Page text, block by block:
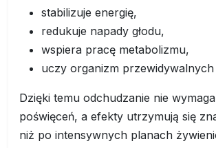
stabilizuje energię,
redukuje napady głodu,
wspiera pracę metabolizmu,
uczy organizm przewidywalnych
Dzięki temu odchudzanie nie
poświęceń, a efekty utrzymują się
niż po intensywnych planach